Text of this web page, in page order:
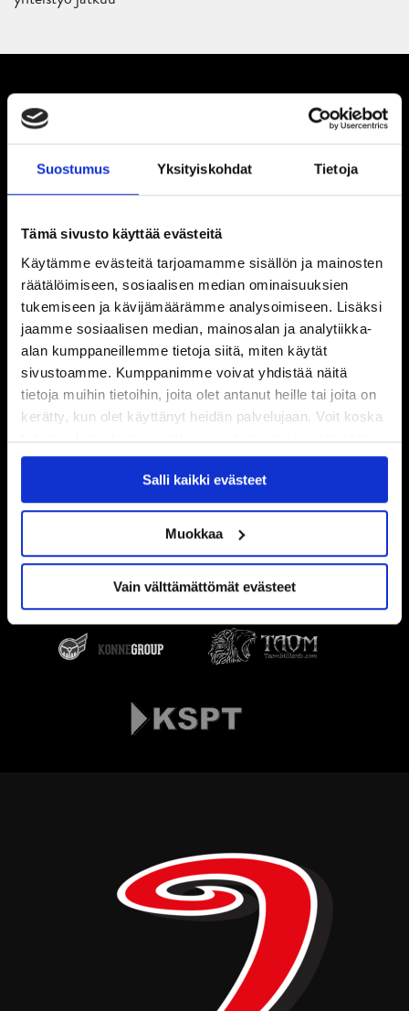
Suostumus Yksityiskohdat Tietoja
Tämä sivusto käyttää evästeitä
Käytämme evästeitä tarjoamamme sisällön ja mainosten
räätälöimiseen, sosiaalisen median ominaisuuksien
tukemiseen ja kävijämäärämme analysoimiseen. Lisäksi
jaamme sosiaalisen median, mainosalan ja analytiikka-
alan kumppaneillemme tietoja siitä, miten käytät
sivustoamme. Kumppanimme voivat yhdistää näitä
tietoja muihin tietoihin, joita olet antanut heille tai joita on
kerätty, kun olet käyttänyt heidän palvelujaan. Voit koska
tahansa kumota tai muuttaa suostumustasi evästeiden
käytöstäEvästeet-sivultamme.
Salli kaikki evästeet
Muokkaa
Vain välttämättömät evästeet